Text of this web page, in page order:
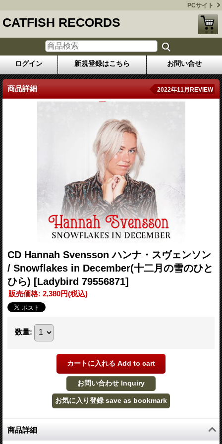
PCサイト
CATFISH RECORDS
ログイン 新規登録はこちら お問い合せ
商品詳細 2022年11月REVIEW
CD Hannah Svensson ハンナ・スヴェンソン
/ Snowflakes in December(十二月の雪のひと
ひら) [Ladybird 79556871]
販売価格: 2,380円(税込)
数量:
商品詳細